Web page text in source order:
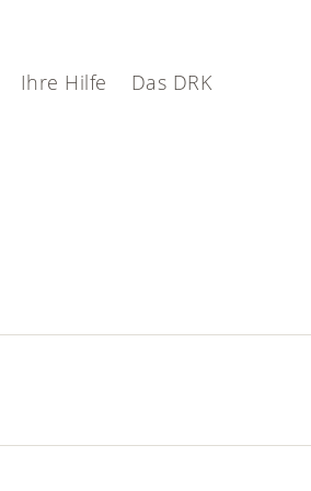
Ihre Hilfe Das DRK